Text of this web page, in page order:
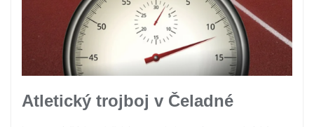
Atletický trojboj v Čeladné